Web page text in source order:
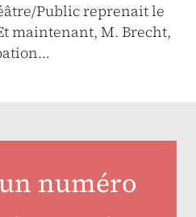
Public reprenait le
maintenant, M. Brecht,
numéro